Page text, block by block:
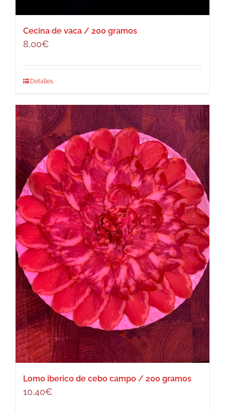
Cecina de vaca / 200 gramos
8,00€
Detalles
Lomo iberico de cebo campo / 200 gramos
10,40€